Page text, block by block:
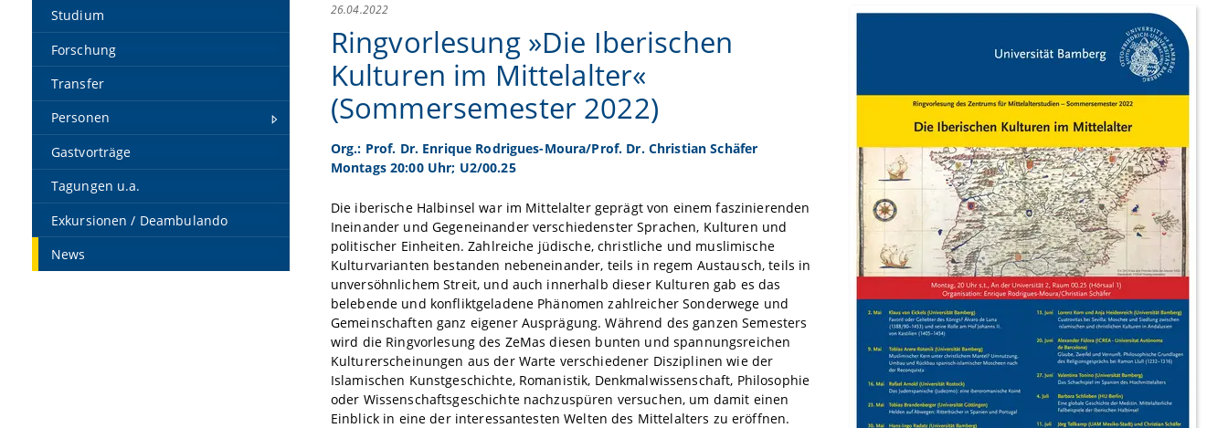
Studium
Forschung
Transfer
Personen
Gastvorträge
Tagungen u.a.
Exkursionen / Deambulando
News
26.04.2022
Ringvorlesung »Die Iberischen
Kulturen im Mittelalter«
(Sommersemester 2022)
Org.: Prof. Dr. Enrique Rodrigues-Moura/Prof. Dr. Christian Schäfer
Montags 20:00 Uhr; U2/00.25
Die iberische Halbinsel war im Mittelalter geprägt von einem faszinierenden
Ineinander und Gegeneinander verschiedenster Sprachen, Kulturen und
politischer Einheiten. Zahlreiche jüdische, christliche und muslimische
Kulturvarianten bestanden nebeneinander, teils in regem Austausch, teils in
unversöhnlichem Streit, und auch innerhalb dieser Kulturen gab es das
belebende und konfliktgeladene Phänomen zahlreicher Sonderwege und
Gemeinschaften ganz eigener Ausprägung. Während des ganzen Semesters
wird die Ringvorlesung des ZeMas diesen bunten und spannungsreichen
Kulturerscheinungen aus der Warte verschiedener Disziplinen wie der
Islamischen Kunstgeschichte, Romanistik, Denkmalwissenschaft, Philosophie
oder Wissenschaftsgeschichte nachzuspüren versuchen, um damit einen
Einblick in eine der interessantesten Welten des Mittelalters zu eröffnen.